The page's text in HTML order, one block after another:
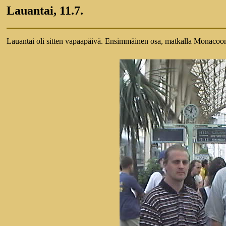
Lauantai, 11.7.
Lauantai oli sitten vapaapäivä. Ensimmäinen osa, matkalla